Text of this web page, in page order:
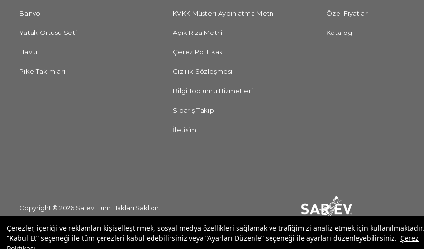
Çerezler, içeriği ve reklamları kişiselleştirmek, sosyal medya özellikleri sağlamak ve trafiğimizi analiz etmek için kullanılmaktadır.
“Kabul Et” seçeneği ile tüm çerezleri kabul edebilirsiniz veya “Ayarları Düzenle” seçeneği ile ayarları düzenleyebilirsiniz. Çerez
Banyo
Yatak Örtüsü Seti
Havlu
Pike Takımları
KVKK Müşteri Aydınlatma Metni
Açık Rıza Metni
Çerez Politikası
Gizlilik Sözleşmesi
Bilgi Toplumu Hizmetleri
Sipariş Takip
İletişim
Özel Fiyatlar
Katalog
Copyright ® 2026 Sarev. Tüm Hakları Saklıdır.